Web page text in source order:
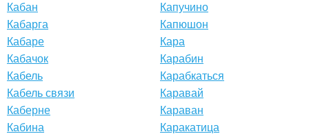
Кабан
Кабарга
Кабаре
Кабачок
Кабель
Кабель связи
Каберне
Кабина
Капучино
Капюшон
Кара
Карабин
Карабкаться
Каравай
Караван
Каракатица